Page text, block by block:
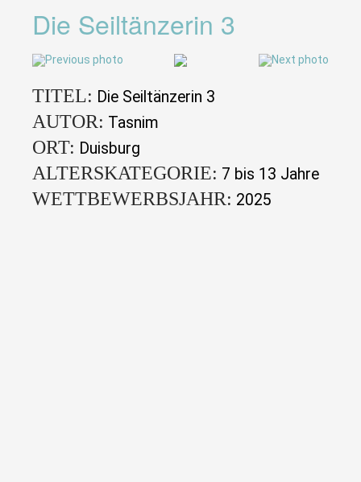
Die Seiltänzerin 3
TITEL: Die Seiltänzerin 3
AUTOR: Tasnim
ORT: Duisburg
ALTERSKATEGORIE: 7 bis 13 Jahre
WETTBEWERBSJAHR: 2025